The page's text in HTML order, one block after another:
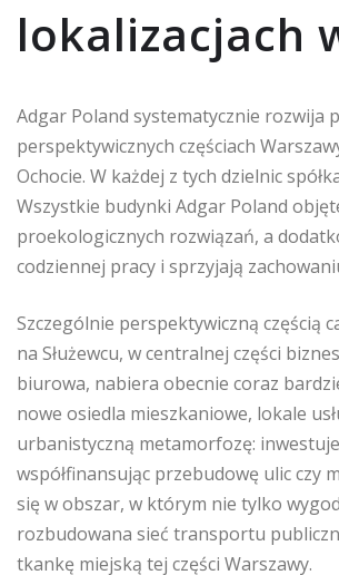
lokalizacjach
Adgar Poland systematycznie rozwija
perspektywicznych częściach
Ochocie. W każdej z tych dzielnic
Wszystkie budynki Adgar Poland
proekologicznych rozwiązań, a
codziennej pracy i sprzyjają
Szczególnie perspektywiczną częścią
na Służewcu, w centralnej części
biurowa, nabiera obecnie coraz
nowe osiedla mieszkaniowe, lokale
urbanistyczną metamorfozę:
współfinansując przebudowę ulic czy
się w obszar, w którym nie tylko
rozbudowana sieć transportu
tkankę miejską tej części Warszawy.